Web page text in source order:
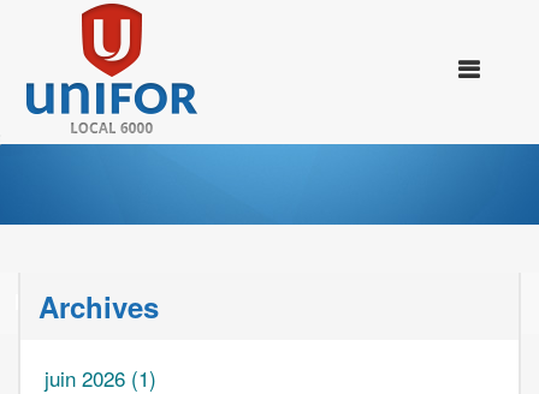
INFO-NÉGO #4 : ENTENTE DE PRINCIPE
Archives
juin 2026 (1)